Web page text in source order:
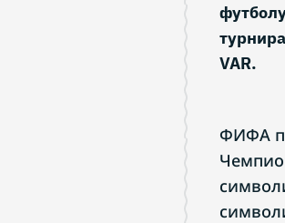
VAR.
ФИФА